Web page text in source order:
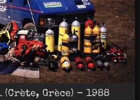
(Crète, Grèce) - 1988